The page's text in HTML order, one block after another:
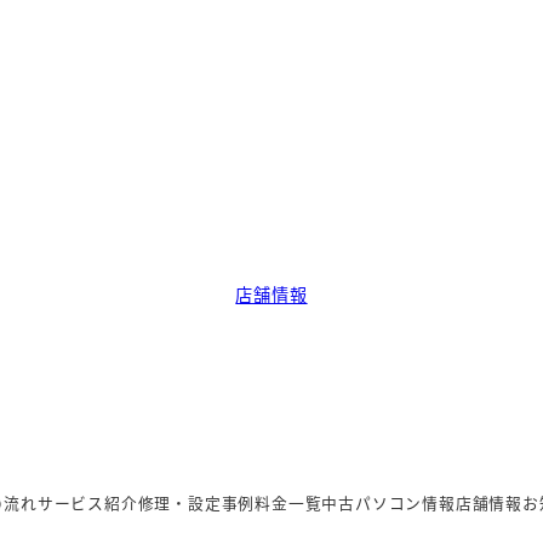
店舗情報
れサービス紹介修理・設定事例料金一覧中古パソコン情報店舗情報